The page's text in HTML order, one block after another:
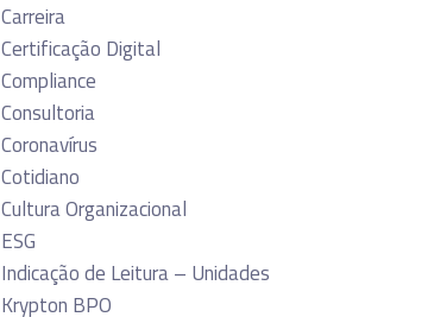
Carreira
Certificação Digital
Compliance
Consultoria
Coronavírus
Cotidiano
Cultura Organizacional
ESG
Indicação de Leitura – Unidades
Krypton BPO